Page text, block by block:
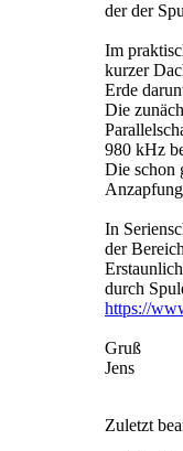
der der
Im
kurzer
Erde
Die
980 kHz
Die schon
In
der
durch
https://
Gruß
Jens
Zuletzt